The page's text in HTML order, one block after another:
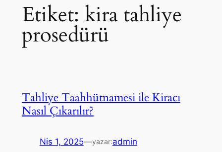
Etiket: kira tahliye
prosedürü
Tahliye Taahhütnamesi ile Kiracı
Nasıl Çıkarılır?
Nis 1, 2025—yazar:admin